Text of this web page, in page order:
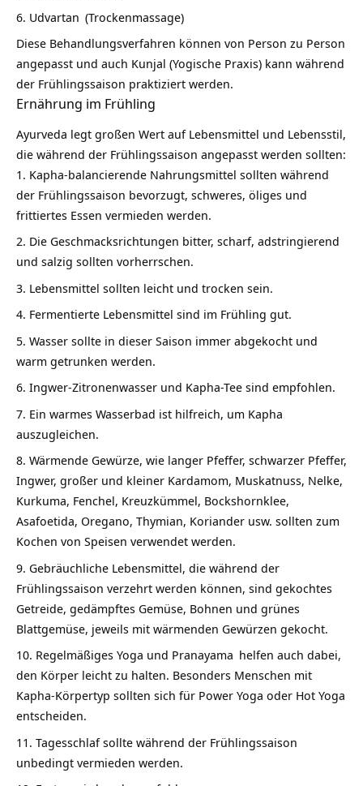
Udvartan (Trockenmassage)
Diese Behandlungsverfahren können von Person zu Person
angepasst und auch Kunjal (Yogische Praxis) kann während
der Frühlingssaison praktiziert werden.
Ernährung im Frühling
Ayurveda legt großen Wert auf Lebensmittel und Lebensstil,
die während der Frühlingssaison angepasst werden sollten:
Kapha-balancierende Nahrungsmittel sollten während
der Frühlingssaison bevorzugt, schweres, öliges und
frittiertes Essen vermieden werden.
Die Geschmacksrichtungen bitter, scharf, adstringierend
und salzig sollten vorherrschen.
Lebensmittel sollten leicht und trocken sein.
Fermentierte Lebensmittel sind im Frühling gut.
Wasser sollte in dieser Saison immer abgekocht und
warm getrunken werden.
Ingwer-Zitronenwasser und Kapha-Tee sind empfohlen.
Ein warmes Wasserbad ist hilfreich, um Kapha
auszugleichen.
Wärmende Gewürze, wie langer Pfeffer, schwarzer Pfeffer,
Ingwer, großer und kleiner Kardamom, Muskatnuss, Nelke,
Kurkuma, Fenchel, Kreuzkümmel, Bockshornklee,
Asafoetida, Oregano, Thymian, Koriander usw. sollten zum
Kochen von Speisen verwendet werden.
Gebräuchliche Lebensmittel, die während der
Frühlingssaison verzehrt werden können, sind gekochtes
Getreide, gedämpftes Gemüse, Bohnen und grünes
Blattgemüse, jeweils mit wärmenden Gewürzen gekocht.
Regelmäßiges Yoga und Pranayama helfen auch dabei,
den Körper leicht zu halten. Besonders Menschen mit
Kapha-Körpertyp sollten sich für Power Yoga oder Hot Yoga
entscheiden.
Tagesschlaf sollte während der Frühlingssaison
unbedingt vermieden werden.